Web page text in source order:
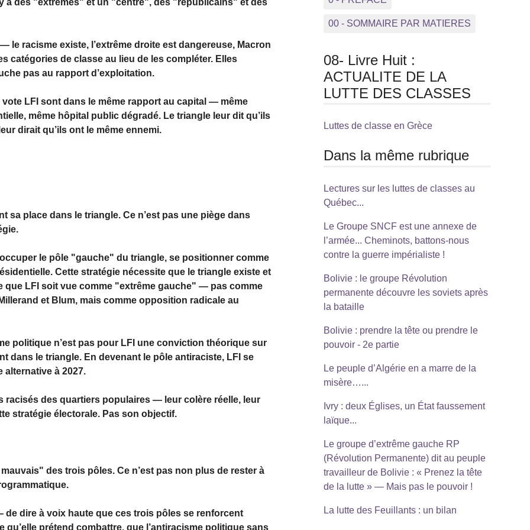
le racisme existe, l’extrême droite est dangereuse, Macron
catégories de classe au lieu de les compléter. Elles
pas au rapport d’exploitation.
LFI sont dans le même rapport au capital — même
même hôpital public dégradé. Le triangle leur dit qu’ils
dirait qu’ils ont le même ennemi.
sa place dans le triangle. Ce n’est pas une piège dans
le pôle "gauche" du triangle, se positionner comme
Cette stratégie nécessite que le triangle existe et
que LFI soit vue comme "extrême gauche" — pas comme
et Blum, mais comme opposition radicale au
politique n’est pas pour LFI une conviction théorique sur
dans le triangle. En devenant le pôle antiraciste, LFI se
à 2027.
racisés des quartiers populaires — leur colère réelle, leur
stratégie électorale. Pas son objectif.
des trois pôles. Ce n’est pas non plus de rester à
dire à voix haute que ces trois pôles se renforcent
prétend combattre, que l’antiracisme politique sans
00 - SOMMAIRE PAR MATIERES
08- Livre Huit :
ACTUALITE DE LA
LUTTE DES CLASSES
Luttes de classe en Grèce
Dans la même rubrique
Lectures sur les luttes de classes au
Québec...
Le Groupe SNCF est une annexe de
l’armée... Cheminots, battons-nous
contre la guerre impérialiste !
Bolivie : le groupe Révolution
permanente découvre les soviets après
la bataille
Bolivie : prendre la tête ou prendre le
pouvoir - 2e partie
Le peuple d’Algérie en a marre de la
misère…...
Ivry : deux Églises, un État faussement
laïque...
Le groupe d’extrême gauche RP
(Révolution Permanente) dit au peuple
travailleur de Bolivie : « Prenez la tête
de la lutte » — Mais pas le pouvoir !
La lutte des Feuillants : un bilan